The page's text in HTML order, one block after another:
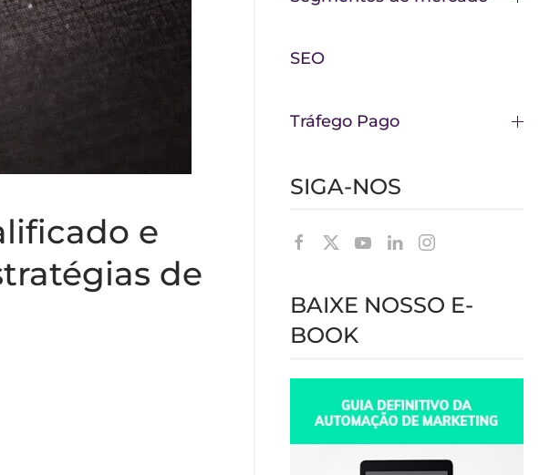
e
de
SEO
Tráfego Pago
SIGA-NOS
BAIXE NOSSO E-
BOOK